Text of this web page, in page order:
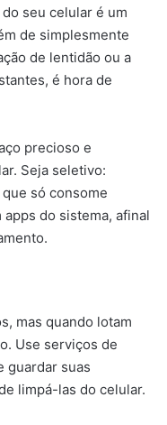
seu celular é um
de simplesmente
de lentidão ou a
é hora de
precioso e
Seja seletivo:
só consome
do sistema, afinal
mas quando lotam
Use serviços de
guardar suas
limpá-las do celular.